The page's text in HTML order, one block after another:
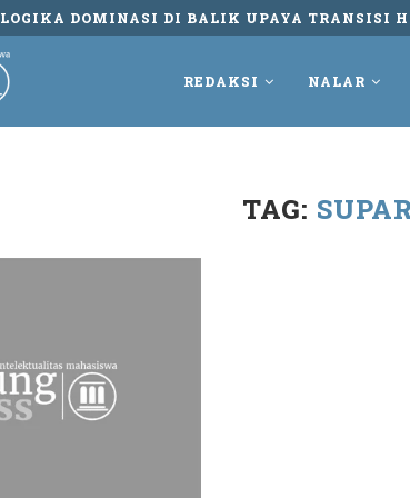
LOGIKA DOMINASI DI BALIK UPAYA TRANSISI
REDAKSI NALAR
TAG: